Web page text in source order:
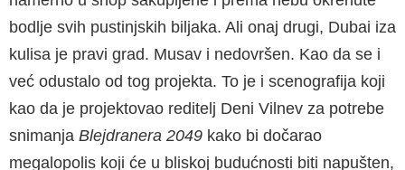
bodlje svih pustinjskih biljaka. Ali onaj drugi, Dubai iza
kulisa je pravi grad. Musav i ne­dovršen. Kao da se i
već odustalo od tog pro­jekta. To je i scenografija koji
kao da je projek­tovao reditelj Deni Vilnev za potrebe
snimanja Blejdranera 2049 kako bi dočarao
megalopolis koji će u bliskoj budućnosti biti napušten,